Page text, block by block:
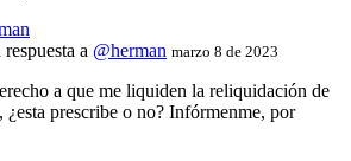
respuesta a @herman marzo 8 de 2023
a que me liquiden la reliquidación de
¿esta prescribe o no? Infórmenme, por